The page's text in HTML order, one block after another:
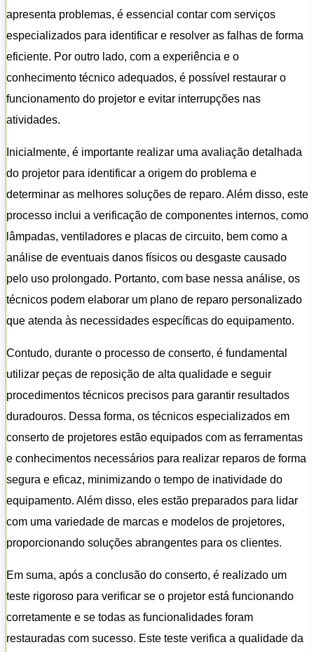
apresenta problemas, é essencial contar com serviços
especializados para identificar e resolver as falhas de forma
eficiente. Por outro lado, com a experiência e o
conhecimento técnico adequados, é possível restaurar o
funcionamento do projetor e evitar interrupções nas
atividades.
Inicialmente, é importante realizar uma avaliação detalhada
do projetor para identificar a origem do problema e
determinar as melhores soluções de reparo. Além disso, este
processo inclui a verificação de componentes internos, como
lâmpadas, ventiladores e placas de circuito, bem como a
análise de eventuais danos físicos ou desgaste causado
pelo uso prolongado. Portanto, com base nessa análise, os
técnicos podem elaborar um plano de reparo personalizado
que atenda às necessidades específicas do equipamento.
Contudo, durante o processo de conserto, é fundamental
utilizar peças de reposição de alta qualidade e seguir
procedimentos técnicos precisos para garantir resultados
duradouros. Dessa forma, os técnicos especializados em
conserto de projetores estão equipados com as ferramentas
e conhecimentos necessários para realizar reparos de forma
segura e eficaz, minimizando o tempo de inatividade do
equipamento. Além disso, eles estão preparados para lidar
com uma variedade de marcas e modelos de projetores,
proporcionando soluções abrangentes para os clientes.
Em suma, após a conclusão do conserto, é realizado um
teste rigoroso para verificar se o projetor está funcionando
corretamente e se todas as funcionalidades foram
restauradas com sucesso. Este teste verifica a qualidade da